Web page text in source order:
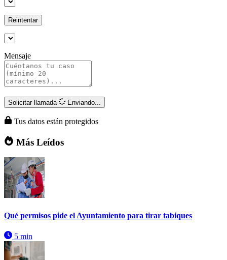
Reintentar
Mensaje
Solicitar llamada Enviando...
Tus datos están protegidos
Más Leídos
Qué permisos pide el Ayuntamiento para tirar tabiques
5 min